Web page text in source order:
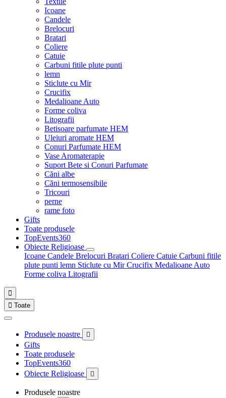
Icoane
Candele
Brelocuri
Bratari
Coliere
Catuie
Carbuni fitile plute punti
lemn
Sticlute cu Mir
Crucifix
Medalioane Auto
Forme coliva
Litografii
Betisoare parfumate HEM
Uleiuri aromate HEM
Conuri Parfumate HEM
Vase Aromaterapie
Suport Bete si Conuri Parfumate
Căni albe
Căni termosensibile
Tricouri
perne
rame foto
Gifts
Toate produsele
TopEvents360
Obiecte Religioase
Icoane Candele Brelocuri Bratari Coliere Catuie Carbuni fitile
plute punti lemn Sticlute cu MirCrucifix Medalioane Auto
Forme coliva Litografii

 Toate
Produsele noastre 
Gifts
Toate produsele
TopEvents360
Obiecte Religioase

Produsele noastre